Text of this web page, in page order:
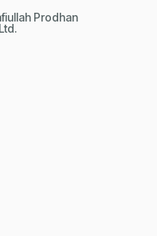
Prodhan